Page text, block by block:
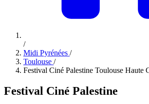
/
Midi Pyrénées /
Toulouse /
Festival Ciné Palestine Toulouse Haute
Festival Ciné Palestine